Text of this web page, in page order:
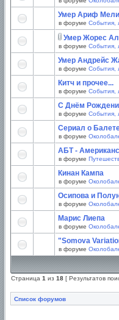
Умер Ариф
в форуме События,
Умер Жорес
в форуме События,
Умер Андрейс
в форуме События,
Китч и прочее...
в форуме События,
С Днём
в форуме События,
Сериал о
в форуме
АБТ -
в форуме
Кинан Кампа
в форуме
Осипова и
в форуме
Марис Лиепа
в форуме
"Somova
в форуме
Страница 1 из 18 [ Результатов
Список форумов